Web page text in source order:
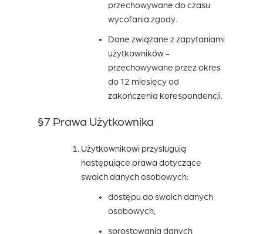
przechowywane do czasu
wycofania zgody.
Dane związane z zapytaniami
użytkowników -
przechowywane przez okres
do 12 miesięcy od
zakończenia korespondencji.
§7 Prawa Użytkownika
Użytkownikowi przysługują
następujące prawa dotyczące
swoich danych osobowych:
dostępu do swoich danych
osobowych,
sprostowania danych